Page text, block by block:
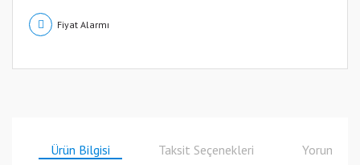
Fiyat Alarmı
Ürün Bilgisi Taksit Seçenekleri Yorumlar